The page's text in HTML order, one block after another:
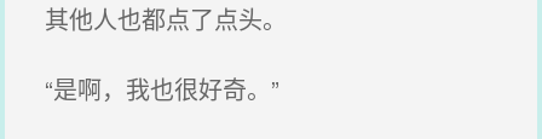
其他人也都点了点头。
“是啊，我也很好奇。”